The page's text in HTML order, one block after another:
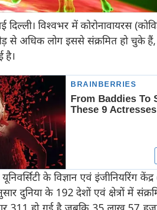
दिल्ली। विश्वभर में कोरोनावायरस
से अधिक लोग इससे संक्रमित हो चुके
है।
के विज्ञान एवं इंजीनियरिंग
दुनिया के 192 देशों एवं क्षेत्रों में